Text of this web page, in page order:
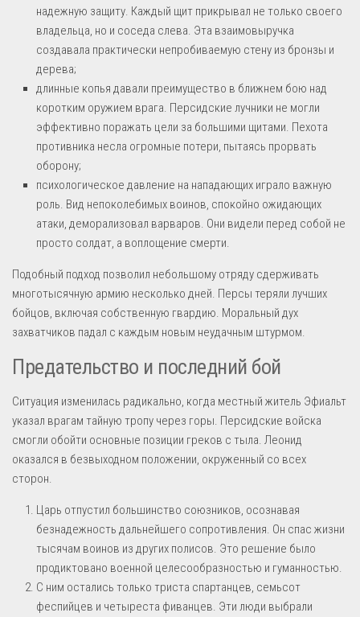
надежную защиту. Каждый щит прикрывал не только своего
владельца, но и соседа слева. Эта взаимовыручка
создавала практически непробиваемую стену из бронзы и
дерева;
длинные копья давали преимущество в ближнем бою над
коротким оружием врага. Персидские лучники не могли
эффективно поражать цели за большими щитами. Пехота
противника несла огромные потери, пытаясь прорвать
оборону;
психологическое давление на нападающих играло важную
роль. Вид непоколебимых воинов, спокойно ожидающих
атаки, деморализовал варваров. Они видели перед собой не
просто солдат, а воплощение смерти.
Подобный подход позволил небольшому отряду сдерживать
многотысячную армию несколько дней. Персы теряли лучших
бойцов, включая собственную гвардию. Моральный дух
захватчиков падал с каждым новым неудачным штурмом.
Предательство и последний бой
Ситуация изменилась радикально, когда местный житель Эфиальт
указал врагам тайную тропу через горы. Персидские войска
смогли обойти основные позиции греков с тыла. Леонид
оказался в безвыходном положении, окруженный со всех
сторон.
Царь отпустил большинство союзников, осознавая
безнадежность дальнейшего сопротивления. Он спас жизни
тысячам воинов из других полисов. Это решение было
продиктовано военной целесообразностью и гуманностью.
С ним остались только триста спартанцев, семьсот
феспийцев и четыреста фиванцев. Эти люди выбрали